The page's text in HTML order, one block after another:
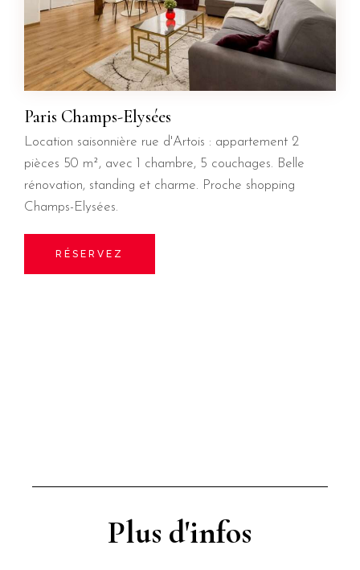
Paris Champs-Elysées
Location saisonnière rue d'Artois : appartement 2
pièces 50 m², avec 1 chambre, 5 couchages. Belle
rénovation, standing et charme. Proche shopping
Champs-Elysées.
RÉSERVEZ
Plus d'infos